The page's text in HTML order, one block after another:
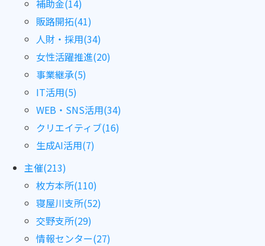
補助金(14)
販路開拓(41)
人財・採用(34)
女性活躍推進(20)
事業継承(5)
IT活用(5)
WEB・SNS活用(34)
クリエイティブ(16)
生成AI活用(7)
主催(213)
枚方本所(110)
寝屋川支所(52)
交野支所(29)
情報センター(27)